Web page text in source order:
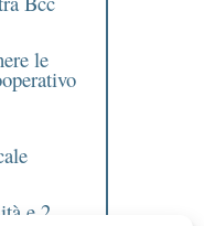
le
e 2